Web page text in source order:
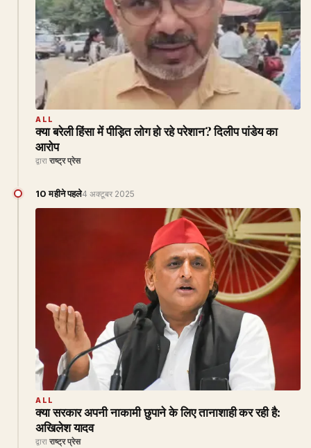
ALL
क्या बरेली हिंसा में पीड़ित लोग हो रहे परेशान? दिलीप पांडेय का
आरोप
द्वारा राष्ट्र प्रेस
10 महीने पहले4 अक्टूबर 2025
ALL
क्या सरकार अपनी नाकामी छुपाने के लिए तानाशाही कर रही है:
अखिलेश यादव
द्वारा राष्ट्र प्रेस